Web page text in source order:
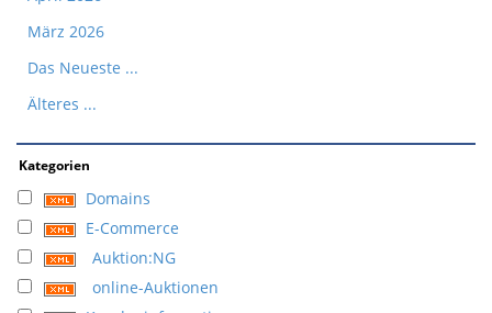
März 2026
Das Neueste ...
Älteres ...
Kategorien
Domains
E-Commerce
Auktion:NG
online-Auktionen